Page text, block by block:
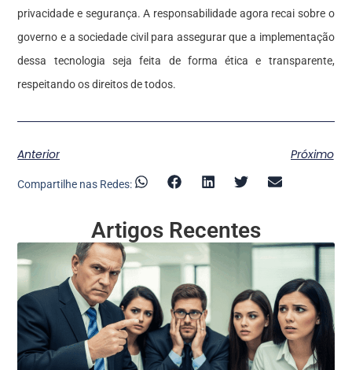
privacidade e segurança. A responsabilidade agora recai sobre o
governo e a sociedade civil para assegurar que a implementação
dessa tecnologia seja feita de forma ética e transparente,
respeitando os direitos de todos.
Anterior Próximo
Compartilhe nas Redes:
Artigos Recentes